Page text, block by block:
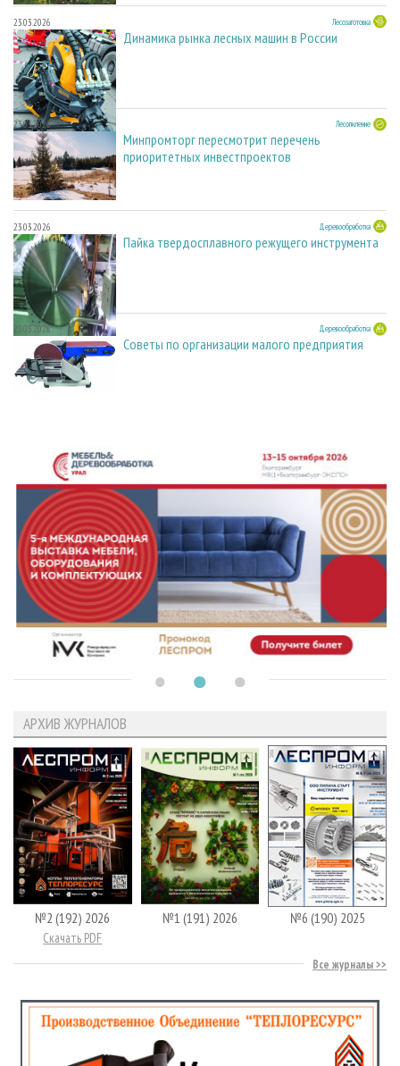
23.03.2026 Лесозаготовка
Динамика рынка лесных машин в России
23.03.2026 Лесопиление
Минпромторг пересмотрит перечень
приоритетных инвестпроектов
23.03.2026 Деревообработка
Пайка твердосплавного режущего инструмента
23.03.2026 Деревообработка
Советы по организации малого предприятия
АРХИВ ЖУРНАЛОВ
№2 (192) 2026
Скачать PDF
№1 (191) 2026 №6 (190) 2025
Все журналы